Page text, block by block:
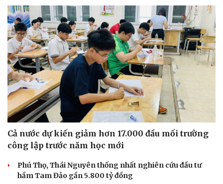
Cả nước dự kiến giảm hơn 17.000 đầu mối trường
công lập trước năm học mới
Phú Thọ, Thái Nguyên thống nhất nghiên cứu đầu tư
hầm Tam Đảo gần 5.800 tỷ đồng